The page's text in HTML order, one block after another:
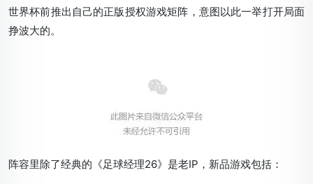
世界杯前推出自己的正版授权游戏矩阵，意图以此一举打开局面
挣波大的。
阵容里除了经典的《足球经理26》是老IP，新品游戏包括：